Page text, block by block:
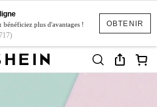
OBTENIR
bénéficiez plus d'avantages !